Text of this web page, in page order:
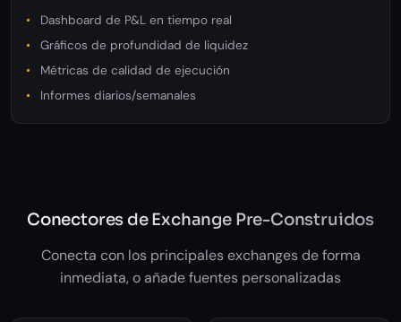
Dashboard de P&L en tiempo real
Gráficos de profundidad de liquidez
Métricas de calidad de ejecución
Informes diarios/semanales
Conectores de Exchange Pre-Construidos
Conecta con los principales exchanges de forma
inmediata, o añade fuentes personalizadas